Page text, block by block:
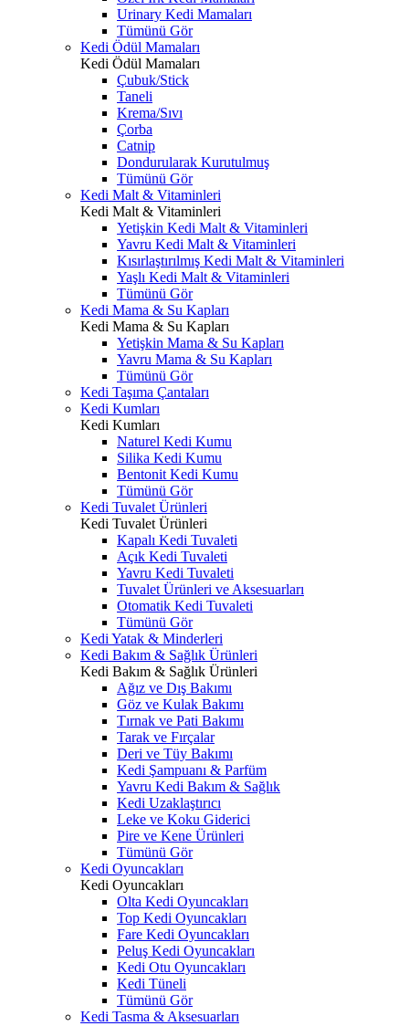
Urinary Kedi Mamaları
Tümünü Gör
Kedi Ödül Mamaları
Kedi Ödül Mamaları
Çubuk/Stick
Taneli
Krema/Sıvı
Çorba
Catnip
Dondurularak Kurutulmuş
Tümünü Gör
Kedi Malt & Vitaminleri
Kedi Malt & Vitaminleri
Yetişkin Kedi Malt & Vitaminleri
Yavru Kedi Malt & Vitaminleri
Kısırlaştırılmış Kedi Malt & Vitaminleri
Yaşlı Kedi Malt & Vitaminleri
Tümünü Gör
Kedi Mama & Su Kapları
Kedi Mama & Su Kapları
Yetişkin Mama & Su Kapları
Yavru Mama & Su Kapları
Tümünü Gör
Kedi Taşıma Çantaları
Kedi Kumları
Kedi Kumları
Naturel Kedi Kumu
Silika Kedi Kumu
Bentonit Kedi Kumu
Tümünü Gör
Kedi Tuvalet Ürünleri
Kedi Tuvalet Ürünleri
Kapalı Kedi Tuvaleti
Açık Kedi Tuvaleti
Yavru Kedi Tuvaleti
Tuvalet Ürünleri ve Aksesuarları
Otomatik Kedi Tuvaleti
Tümünü Gör
Kedi Yatak & Minderleri
Kedi Bakım & Sağlık Ürünleri
Kedi Bakım & Sağlık Ürünleri
Ağız ve Dış Bakımı
Göz ve Kulak Bakımı
Tırnak ve Pati Bakımı
Tarak ve Fırçalar
Deri ve Tüy Bakımı
Kedi Şampuanı & Parfüm
Yavru Kedi Bakım & Sağlık
Kedi Uzaklaştırıcı
Leke ve Koku Giderici
Pire ve Kene Ürünleri
Tümünü Gör
Kedi Oyuncakları
Kedi Oyuncakları
Olta Kedi Oyuncakları
Top Kedi Oyuncakları
Fare Kedi Oyuncakları
Peluş Kedi Oyuncakları
Kedi Otu Oyuncakları
Kedi Tüneli
Tümünü Gör
Kedi Tasma & Aksesuarları